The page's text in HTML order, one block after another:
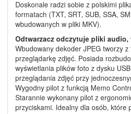
Doskonale radzi sobie z polskimi
formatach (TXT, SRT, SUB, SSA,
wbudowanych w pliki MKV).
Odtwarzacz odczytuje pliki
Wbudowany dekoder JPEG tworzy
przeglądarkę zdjęć. Posiada
wyświetlania plików foto z dysku
przeglądania zdjęć przy
Wygodny pilot z funkcją Memo
Starannie wykonany pilot z
przyciskami. Idealny dla osób, które